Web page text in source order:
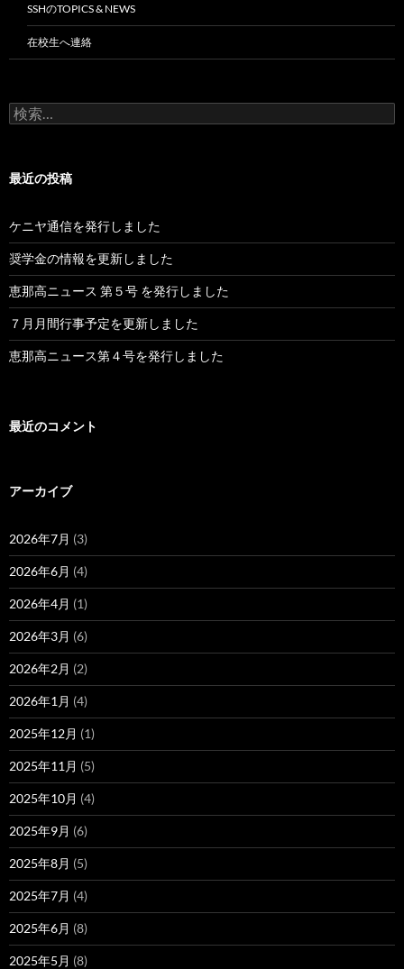
SSHのTOPICS & NEWS
在校生へ連絡
検
索:
最近の投稿
ケニヤ通信を発行しました
奨学金の情報を更新しました
恵那高ニュース 第５号 を発行しました
７月月間行事予定を更新しました
恵那高ニュース第４号を発行しました
最近のコメント
アーカイブ
2026年7月 (3)
2026年6月 (4)
2026年4月 (1)
2026年3月 (6)
2026年2月 (2)
2026年1月 (4)
2025年12月 (1)
2025年11月 (5)
2025年10月 (4)
2025年9月 (6)
2025年8月 (5)
2025年7月 (4)
2025年6月 (8)
2025年5月 (8)